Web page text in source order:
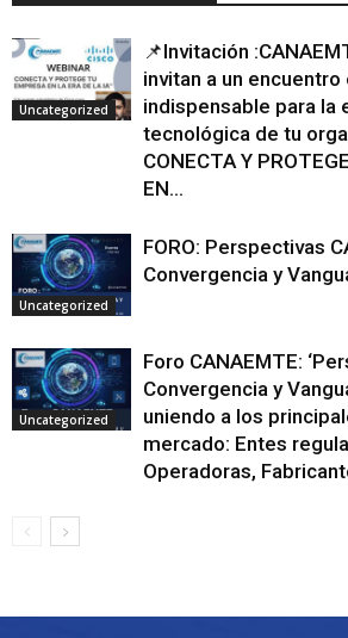
Uncategorized
📌Invitación
invitan a un
indispensable para la
tecnológica de tu
CONECTA Y
EN...
Uncategorized
FORO: Perspectivas
Convergencia y
Uncategorized
Foro CANAEMTE:
Convergencia y
uniendo a los
mercado: Entes
Operadoras,